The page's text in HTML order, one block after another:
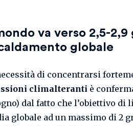
va verso 2,5-
globale
di concentrarsi
climalteranti è
dal fatto che l’obiettivo
globale ad un massimo di 2